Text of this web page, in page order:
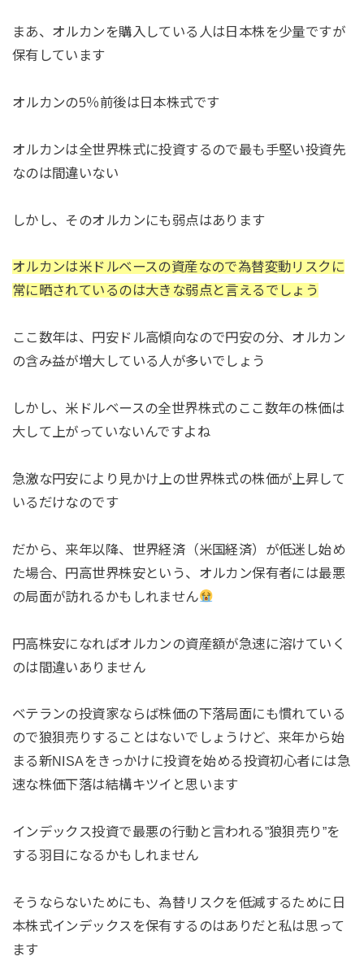
まあ、オルカンを購入している人は日本株を少量ですが
保有しています
オルカンの5％前後は日本株式です
オルカンは全世界株式に投資するので最も手堅い投資先
なのは間違いない
しかし、そのオルカンにも弱点はあります
オルカンは米ドルベースの資産なので為替変動リスクに
常に晒されているのは大きな弱点と言えるでしょう
ここ数年は、円安ドル高傾向なので円安の分、オルカン
の含み益が増大している人が多いでしょう
しかし、米ドルベースの全世界株式のここ数年の株価は
大して上がっていないんですよね
急激な円安により見かけ上の世界株式の株価が上昇して
いるだけなのです
だから、来年以降、世界経済（米国経済）が低迷し始め
た場合、円高世界株安という、オルカン保有者には最悪
の局面が訪れるかもしれません
円高株安になればオルカンの資産額が急速に溶けていく
のは間違いありません
ベテランの投資家ならば株価の下落局面にも慣れている
ので狼狽売りすることはないでしょうけど、来年から始
まる新NISAをきっかけに投資を始める投資初心者には急
速な株価下落は結構キツイと思います
インデックス投資で最悪の行動と言われる”狼狽売り”を
する羽目になるかもしれません
そうならないためにも、為替リスクを低減するために日
本株式インデックスを保有するのはありだと私は思って
ます